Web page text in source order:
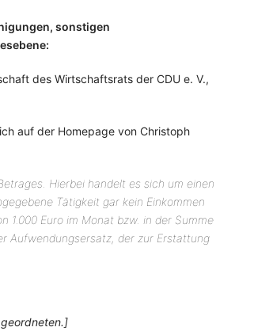
sonstigen
des Wirtschaftsrats der CDU e. V.,
auf der Homepage von Christoph
Hierbei handelt es sich um einen
Tätigkeit gar kein Einkommen
1.000 Euro im Monat bzw. in der Summe
Aufwendungsersatz, der zur Erstattung